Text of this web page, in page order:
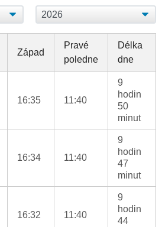
Západ
Pravé
poledne
Délka
dne
16:35 11:40
9
hodin
50
minut
16:34 11:40
9
hodin
47
minut
16:32 11:40
9
hodin
44